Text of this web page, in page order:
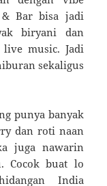
& Bar bisa jadi
biryani dan
music. Jadi
sekaligus
punya banyak
dan roti naan
juga nawarin
Cocok buat lo
India